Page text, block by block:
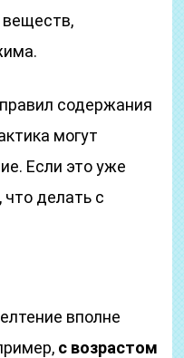
веществ,
содержания
могут
Если это уже
делать с
вполне
с возрастом